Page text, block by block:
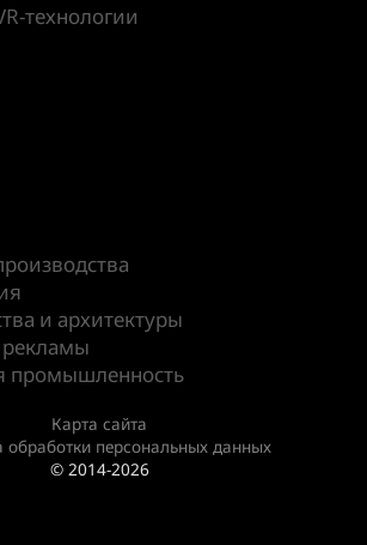
технологии
и архитектуры
промышленность
Карта сайта
обработки персональных данных
© 2014-2026